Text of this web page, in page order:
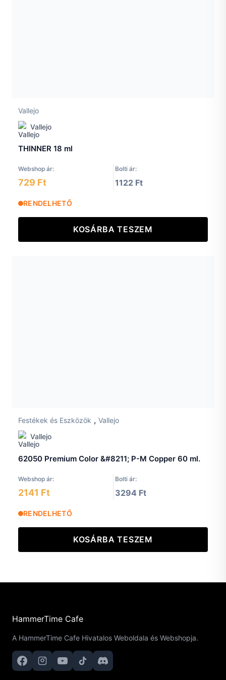
Vallejo
Vallejo
THINNER 18 ml
Webshop ár: Bolti ár:
729 Ft 1122 Ft
RENDELHETŐ
KOSÁRBA TESZEM
Festékek és Eszközök , Vallejo
Vallejo
62050 Premium Color &#8211; P-M Copper 60 ml.
Webshop ár: Bolti ár:
2141 Ft 3294 Ft
RENDELHETŐ
KOSÁRBA TESZEM
HammerTime Cafe
A HammerTime Cafe Hivatalos Weboldala és Webshopja.